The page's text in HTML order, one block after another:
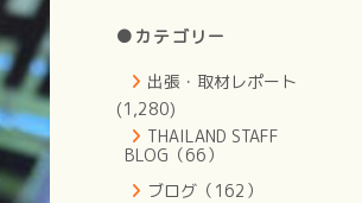
●カテゴリー
出張・取材レポート
(1,280)
THAILAND STAFF
BLOG（66）
ブログ（162）